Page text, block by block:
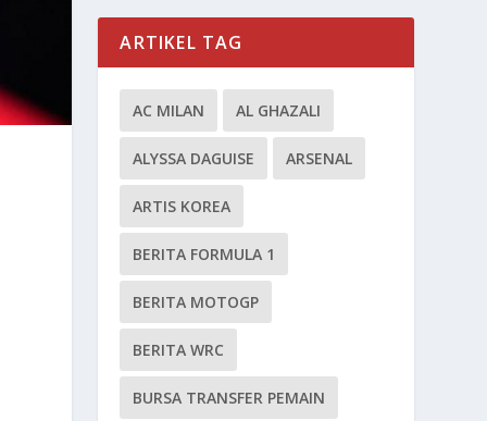
ARTIKEL TAG
AC MILAN AL GHAZALI
ALYSSA DAGUISE ARSENAL
ARTIS KOREA
BERITA FORMULA 1
BERITA MOTOGP
BERITA WRC
BURSA TRANSFER PEMAIN